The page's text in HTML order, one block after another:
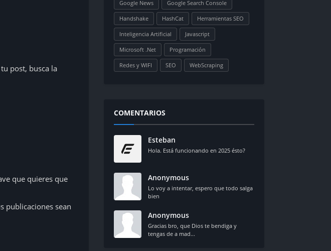
post, busca la
que quieres que
publicaciones sean
Google News Google Search Console
Handshake HashCat Herramientas SEO
Inteligencia Artificial Javascript
Microsoft .Net Programación
Redes y WIFI SEO WebScraping
COMENTARIOS
Esteban
Hola. Está funcionando en 2025 ésto?
Anonymous
Lo voy a intentar, espero que todo salga
bien
Anonymous
Gracias bro, que Dios te bendiga y
tengas de a mad...